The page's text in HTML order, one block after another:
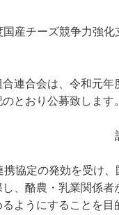
国産チーズ競争力強
連合会は、令和元年
とおり公募致します。
携協定の発効を受け
、酪農・乳業関係
ようにすることを